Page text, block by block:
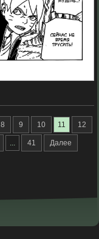
8 9 10 11 12
... 41 Далее